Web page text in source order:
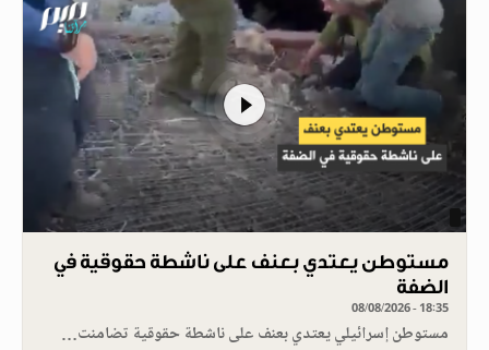
مستوطن يعتدي بعنف على ناشطة حقوقية في
الضفة
08/08/2026 - 18:35
مستوطن إسرائيلي يعتدي بعنف على ناشطة حقوقية تضامنت…